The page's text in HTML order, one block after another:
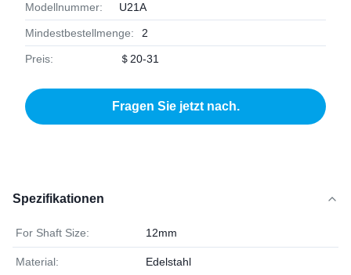
Modellnummer: U21A
Mindestbestellmenge: 2
Preis: ＄20-31
Fragen Sie jetzt nach.
Spezifikationen
For Shaft Size: 12mm
Material: Edelstahl